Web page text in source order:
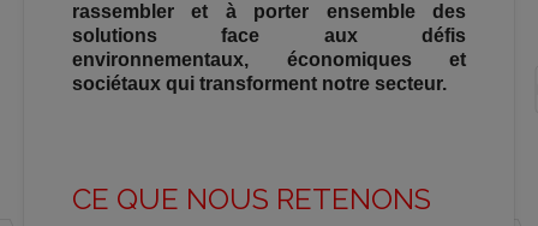
rassembler et à porter ensemble des
solutions face aux défis
environnementaux, économiques et
sociétaux qui transforment notre secteur.
CE QUE NOUS RETENONS